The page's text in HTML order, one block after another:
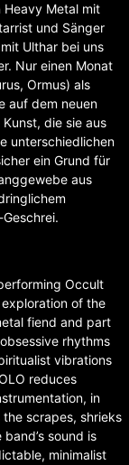
Heavy Metal mit
und Sänger
Ulthar bei uns
Nur einen Monat
Ormus) als
auf dem neuen
die sie aus
unterschiedlichen
ein Grund für
aus
Occult
of the
fiend and part
rhythms
vibrations
reduces
in
scrapes, shrieks
sound is
minimalist